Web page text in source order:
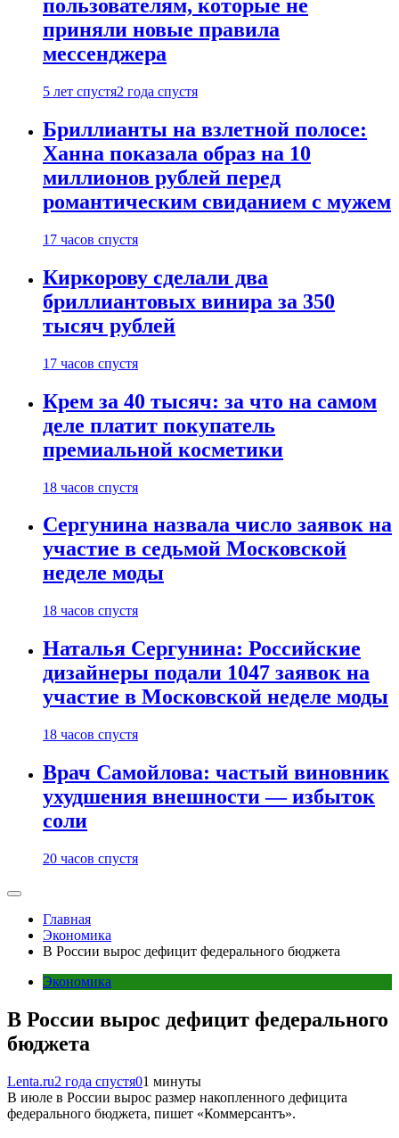
пользователям, которые не
приняли новые правила
мессенджера
5 лет спустя2 года спустя
Бриллианты на взлетной полосе:
Ханна показала образ на 10
миллионов рублей перед
романтическим свиданием с мужем
17 часов спустя
Киркорову сделали два
бриллиантовых винира за 350
тысяч рублей
17 часов спустя
Крем за 40 тысяч: за что на самом
деле платит покупатель
премиальной косметики
18 часов спустя
Сергунина назвала число заявок на
участие в седьмой Московской
неделе моды
18 часов спустя
Наталья Сергунина: Российские
дизайнеры подали 1047 заявок на
участие в Московской неделе моды
18 часов спустя
Врач Самойлова: частый виновник
ухудшения внешности — избыток
соли
20 часов спустя
Главная
Экономика
В России вырос дефицит федерального бюджета
Экономика
В России вырос дефицит федерального
бюджета
Lenta.ru2 года спустя01 минуты
В июле в России вырос размер накопленного дефицита
федерального бюджета, пишет «Коммерсантъ».